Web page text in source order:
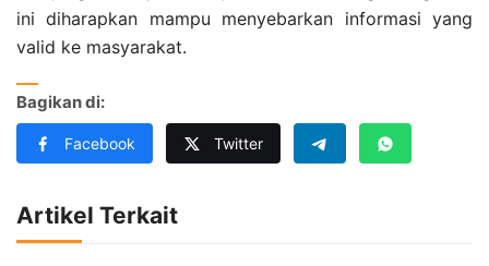
ini diharapkan mampu menyebarkan informasi yang
valid ke masyarakat.
Bagikan di:
Facebook Twitter
Artikel Terkait